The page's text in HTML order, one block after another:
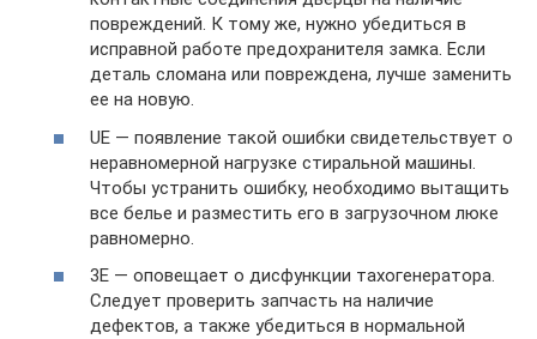
повреждений. К тому же, нужно убедиться в
исправной работе предохранителя замка. Если
деталь сломана или повреждена, лучше заменить
ее на новую.
UE — появление такой ошибки свидетельствует о
неравномерной нагрузке стиральной машины.
Чтобы устранить ошибку, необходимо вытащить
все белье и разместить его в загрузочном люке
равномерно.
3E — оповещает о дисфункции тахогенератора.
Следует проверить запчасть на наличие
дефектов, а также убедиться в нормальной